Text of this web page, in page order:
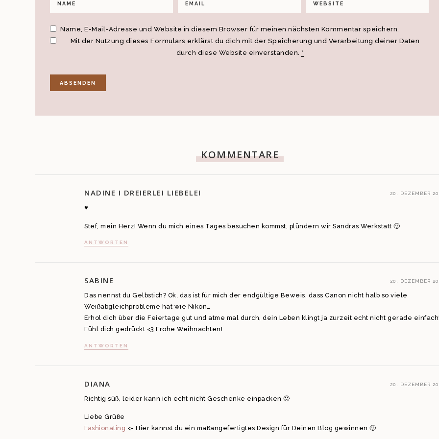
Name, E-Mail-Adresse und Website in diesem Browser für meinen nächsten Kommentar speichern.
Mit der Nutzung dieses Formulars erklärst du dich mit der Speicherung und Verarbeitung deiner Daten
durch diese Website einverstanden. *
KOMMENTARE
NADINE I DREIERLEI LIEBELEI 20. DEZEMBER
♥
Stef, mein Herz! Wenn du mich eines Tages besuchen kommst, plündern wir Sandras Werkstatt 🙂
ANTWORTEN
SABINE 20. DEZEMBER
Das nennst du Gelbstich? Ok, das ist für mich der endgültige Beweis, dass Canon nicht halb so viele
Weißabgleichprobleme hat wie Nikon…
Erhol dich über die Feiertage gut und atme mal durch, dein Leben klingt ja zurzeit echt nicht gerade
Fühl dich gedrückt <3 Frohe Weihnachten!
ANTWORTEN
DIANA 20. DEZEMBER
Richtig süß, leider kann ich echt nicht Geschenke einpacken 🙁
Liebe Grüße
Fashionating <- Hier kannst du ein maßangefertigtes Design für Deinen Blog gewinnen 🙂